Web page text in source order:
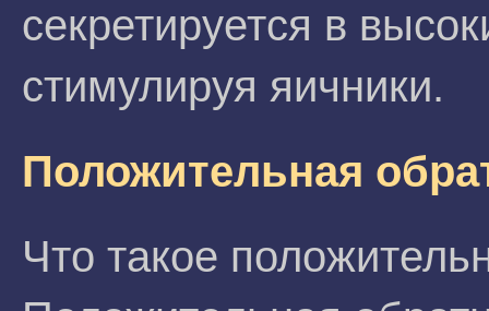
секретируется в
стимулируя яичники.
Положительная
Что такое